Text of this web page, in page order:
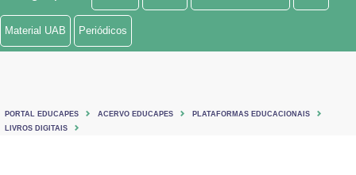
Ministério de Minas e Energia
Ministério do Turismo
Material UAB Periódicos
PORTAL EDUCAPES ACERVO EDUCAPES
PLATAFORMAS EDUCACIONAIS
LIVROS DIGITAIS